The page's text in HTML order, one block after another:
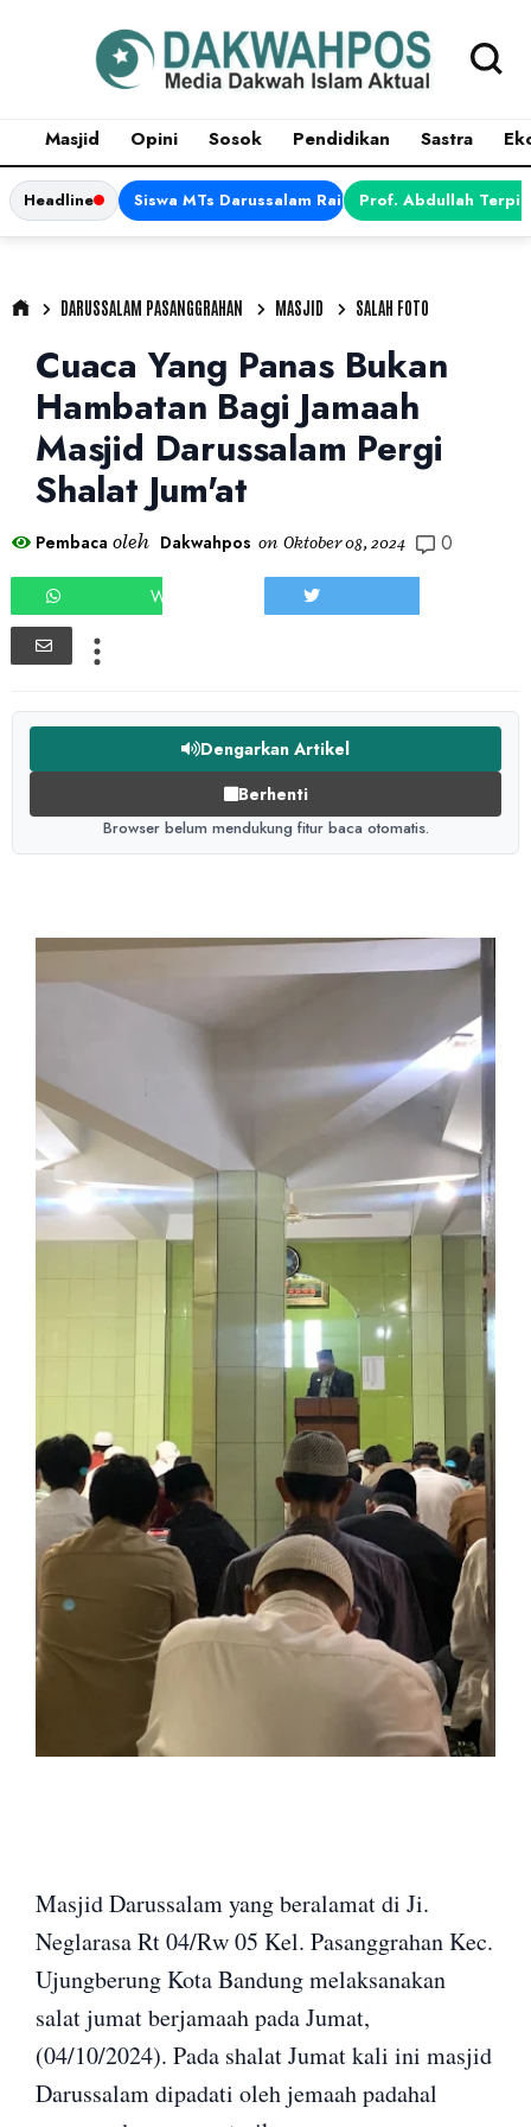
Masjid Opini Sosok Pendidikan Sastra
Headline Siswa MTs Darussalam Raih Juara 1 dalam
Prof. Abdullah
DARUSSALAM PASANGGRAHAN MASJID SALAH FOTO
Cuaca Yang Panas Bukan
Hambatan Bagi Jamaah
Masjid Darussalam Pergi
Shalat Jum'at
Pembaca oleh Dakwahpos on Oktober 08, 2024 0
WHATSAPP
Dengarkan Artikel
Berhenti
Browser belum mendukung fitur baca otomatis.
Masjid Darussalam yang beralamat di Ji.
Neglarasa Rt 04/Rw 05 Kel. Pasanggrahan Kec.
Ujungberung Kota Bandung melaksanakan
salat jumat berjamaah pada Jumat,
(04/10/2024). Pada shalat Jumat kali ini masjid
Darussalam dipadati oleh jemaah padahal